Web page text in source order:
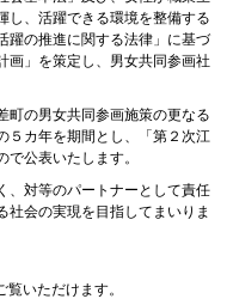
し、活躍できる環境を整備する
躍の推進に関する法律」に基づ
画」を策定し、男女共同参画社
の男女共同参画施策の更なる
５カ年を期間とし、「第２次江
公表いたします。
対等のパートナーとして責任
社会の実現を目指してまいりま
いただけます。